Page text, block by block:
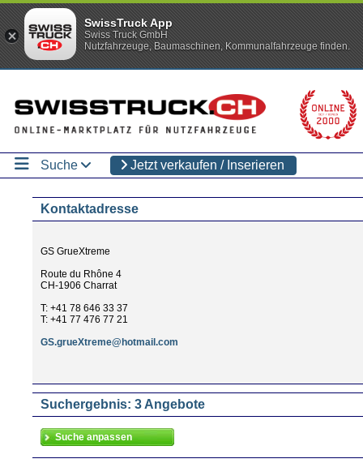
Suche Jetzt verkaufen / Inserieren
Kontaktadresse
GS GrueXtreme
Route du Rhône 4
CH-1906 Charrat
T: +41 78 646 33 37
T: +41 77 476 77 21
GS.grueXtreme@hotmail.com
Suchergebnis: 3 Angebote
SwissTruck App
Swiss Truck GmbH
Nutzfahrzeuge, Baumaschinen, Kommunalfahrzeuge finden.